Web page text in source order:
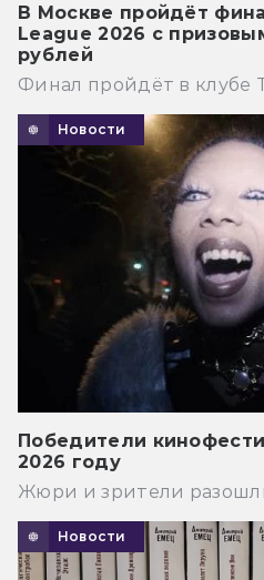
В Москве пройдёт
League 2026 с
рублей
Финал пройдёт в клубе
Новости
Победители
2026 году
Жюри и зрители
Новости